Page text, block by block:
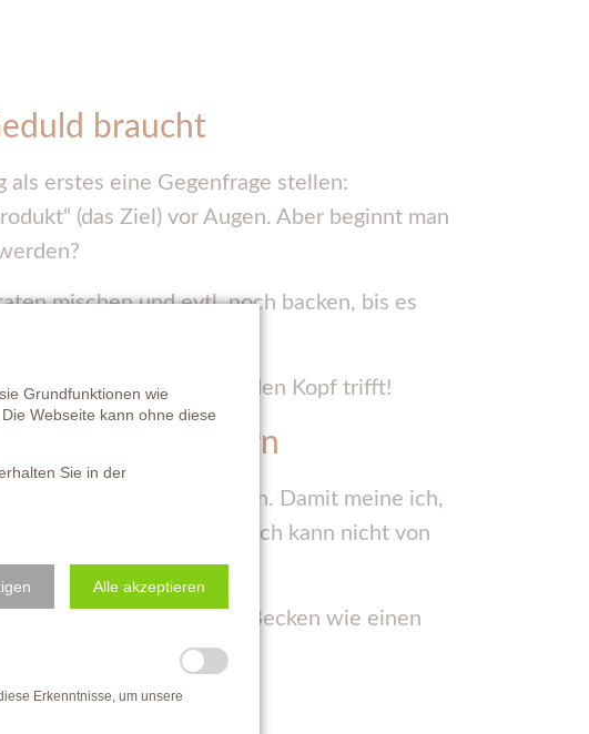
braucht
als erstes eine Gegenfrage stellen:
(das Ziel) vor Augen. Aber beginnt man
mischen und evtl. noch backen, bis es
das Ziel!“ den Nagel auf den Kopf trifft!
Co. richtig fördern
miteinfließen lassen. Damit meine ich,
Hannoveraner – und ich kann nicht von
und damit sein Becken wie einen
Grundfunktionen wie
Webseite kann ohne diese
Sie in der
Alle akzeptieren
Erkenntnisse, um unsere